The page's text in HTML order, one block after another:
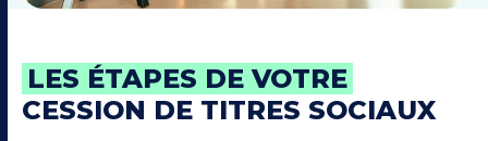
LES ÉTAPES DE VOTRE
CESSION DE TITRES SOCIAUX